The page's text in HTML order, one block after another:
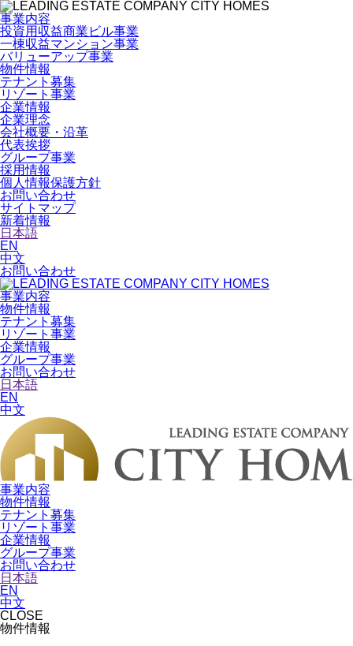
事業内容
投資用収益商業ビル事業
一棟収益マンション事業
バリューアップ事業
物件情報
テナント募集
リゾート事業
企業情報
企業理念
会社概要・沿革
代表挨拶
グループ事業
採用情報
個人情報保護方針
お問い合わせ
サイトマップ
新着情報
日本語
EN
中文
お問い合わせ
事業内容
物件情報
テナント募集
リゾート事業
企業情報
グループ事業
お問い合わせ
日本語
EN
中文
事業内容
物件情報
テナント募集
リゾート事業
企業情報
グループ事業
お問い合わせ
日本語
EN
中文
CLOSE
物件情報